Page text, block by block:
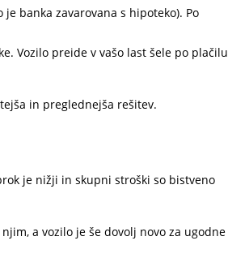
banka zavarovana s hipoteko). Po
Vozilo preide v vašo last šele po plačilu
in preglednejša rešitev.
je nižji in skupni stroški so bistveno
a vozilo je še dovolj novo za ugodne